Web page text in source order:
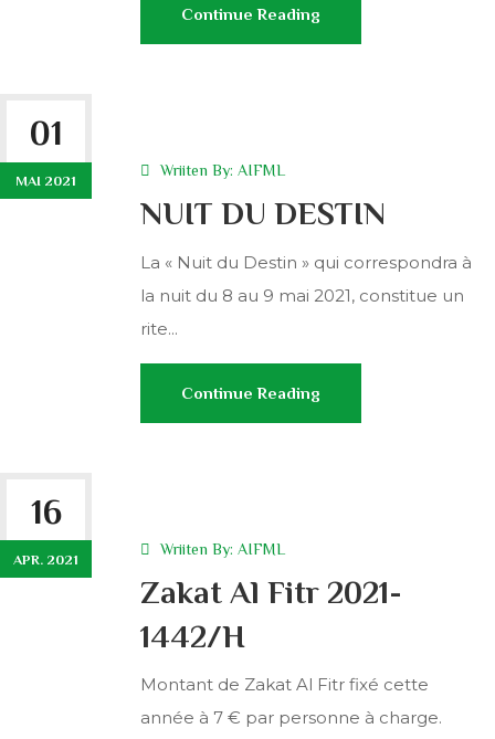
Continue Reading
01
MAI 2021
Wriiten By: AIFML
NUIT DU DESTIN
La « Nuit du Destin » qui correspondra à
la nuit du 8 au 9 mai 2021, constitue un
rite...
Continue Reading
16
APR. 2021
Wriiten By: AIFML
Zakat Al Fitr 2021-
1442/H
Montant de Zakat Al Fitr fixé cette
année à 7 € par personne à charge.